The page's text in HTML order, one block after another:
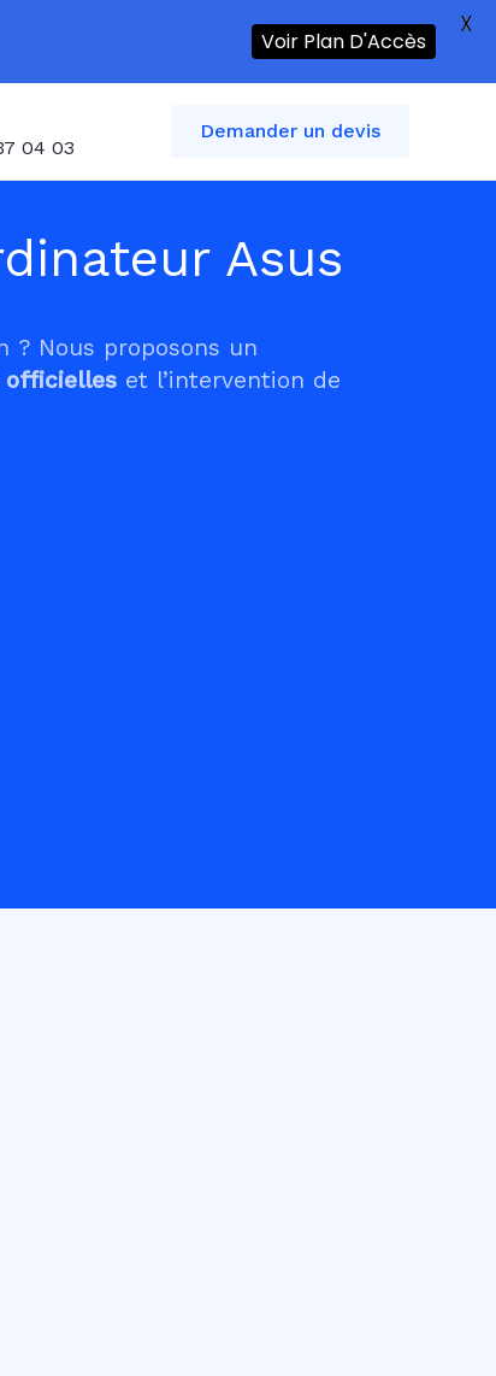
04 03
Demander un devis
Asus
? Nous proposons un
officielles et l’intervention de
Voir Plan D'Accès
X